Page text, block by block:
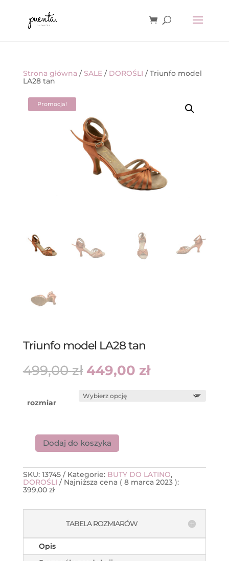
Strona główna / SALE/ DOROŚLI / Triunfo model
LA28 tan
Promocja!
Triunfo model LA28 tan
499,00zł Pierwotna
cena
499,00 zł.
449,00 złAktualna
cena
449,00 zł.
rozmiar
Dodaj do koszyka
SKU: 13745 Kategorie: BUTY DO LATINO,
DOROŚLI
Najniższa cena ( 8 marca 2023):
399,00 zł
TABELA ROZMIARÓW
Opis